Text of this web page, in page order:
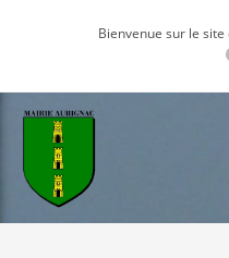
Bienvenue sur le